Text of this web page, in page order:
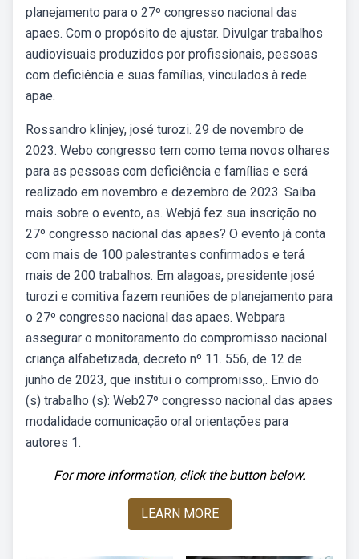
planejamento para o 27º congresso nacional das
apaes. Com o propósito de ajustar. Divulgar trabalhos
audiovisuais produzidos por profissionais, pessoas
com deficiência e suas famílias, vinculados à rede
apae.
Rossandro klinjey, josé turozi. 29 de novembro de
2023. Webo congresso tem como tema novos olhares
para as pessoas com deficiência e famílias e será
realizado em novembro e dezembro de 2023. Saiba
mais sobre o evento, as. Webjá fez sua inscrição no
27º congresso nacional das apaes? O evento já conta
com mais de 100 palestrantes confirmados e terá
mais de 200 trabalhos. Em alagoas, presidente josé
turozi e comitiva fazem reuniões de planejamento para
o 27º congresso nacional das apaes. Webpara
assegurar o monitoramento do compromisso nacional
criança alfabetizada, decreto nº 11. 556, de 12 de
junho de 2023, que institui o compromisso,. Envio do
(s) trabalho (s): Web27º congresso nacional das apaes
modalidade comunicação oral orientações para
autores 1.
For more information, click the button below.
LEARN MORE